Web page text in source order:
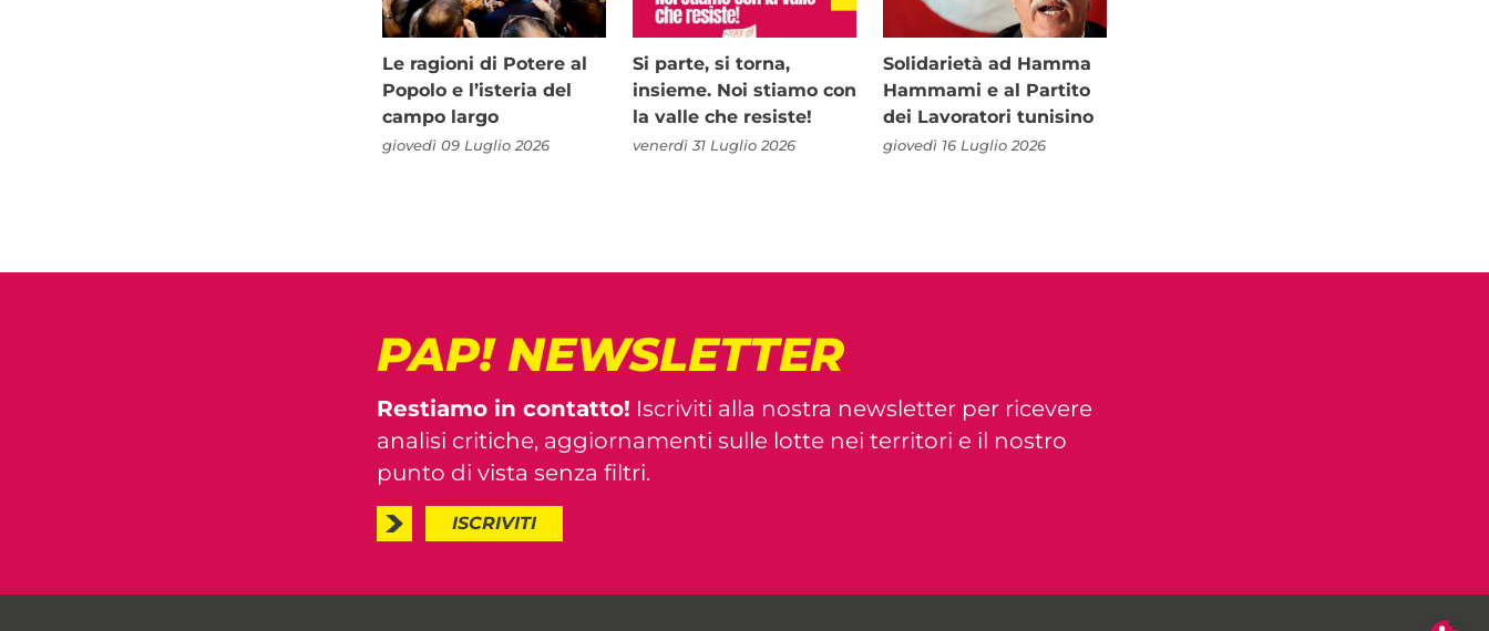
Le ragioni di Potere al
Popolo e l’isteria del
campo largo
giovedì 09 Luglio 2026
Si parte, si torna,
insieme. Noi stiamo con
la valle che resiste!
venerdì 31 Luglio 2026
Solidarietà ad Hamma
Hammami e al Partito
dei Lavoratori tunisino
giovedì 16 Luglio 2026
PAP! NEWSLETTER
Restiamo in contatto! Iscriviti alla nostra newsletter per ricevere
analisi critiche, aggiornamenti sulle lotte nei territori e il nostro
punto di vista senza filtri.
ISCRIVITI